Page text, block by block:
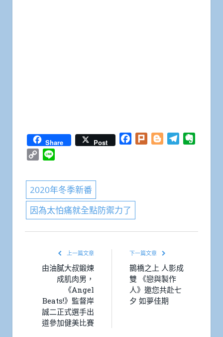
Share Post Facebook
Plurk BloggerTelegram
Copy
2020年冬季新番
因為太怕痛就全點防禦力了
上一篇文章
由油膩大叔鍛煉
成肌肉男，
《Angel
Beats!》監督岸
誠二正式選手出
道參加健美比賽
下一篇文章
鵲橋之上 人影成
雙 《戀與製作
人》邀您共赴七
夕 如夢佳期